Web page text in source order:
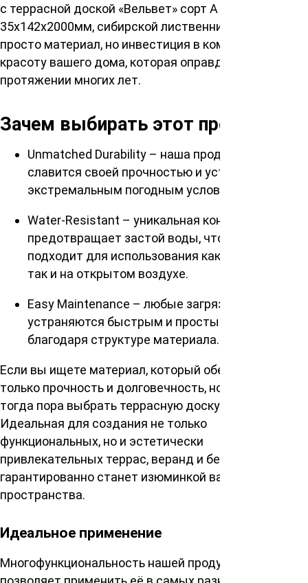
с террасной доской «Вельвет» сорт А
35х142х2000мм, сибирской лиственницей. Не
просто материал, но инвестиция в комфорт и
красоту вашего дома, которая оправдает себя на
протяжении многих лет.
Зачем выбирать этот продукт?
Unmatched Durability – наша продукция
славится своей прочностью и устойчивостью к
экстремальным погодным условиям.
Water-Resistant – уникальная конструкция
предотвращает застой воды, что идеально
подходит для использования как в помещении,
так и на открытом воздухе.
Easy Maintenance – любые загрязнения
устраняются быстрым и простым способом
благодаря структуре материала.
Если вы ищете материал, который обеспечит не
только прочность и долговечность, но и эстетику,
тогда пора выбрать террасную доску «Вельвет».
Идеальная для создания не только
функциональных, но и эстетически
привлекательных террас, веранд и беседок – она
гарантированно станет изюминкой вашего
пространства.
Идеальное применение
Многофункциональность нашей продукции